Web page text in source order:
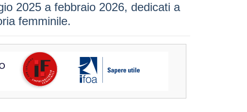
2025 a febbraio 2026, dedicati a
femminile.